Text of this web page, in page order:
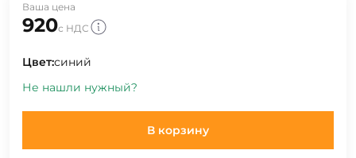
Ваша цена
920с НДС
Цвет:синий
Не нашли нужный?
В корзину